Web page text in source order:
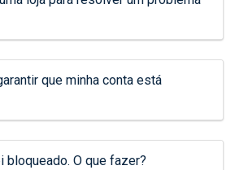
que minha conta está
bloqueado. O que fazer?